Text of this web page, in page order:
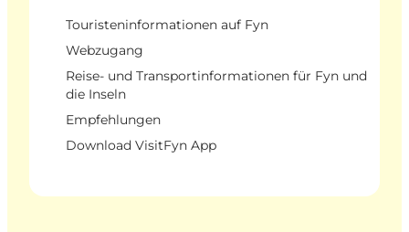
Touristeninformationen auf Fyn
Webzugang
Reise- und Transportinformationen für Fyn und
die Inseln
Empfehlungen
Download VisitFyn App